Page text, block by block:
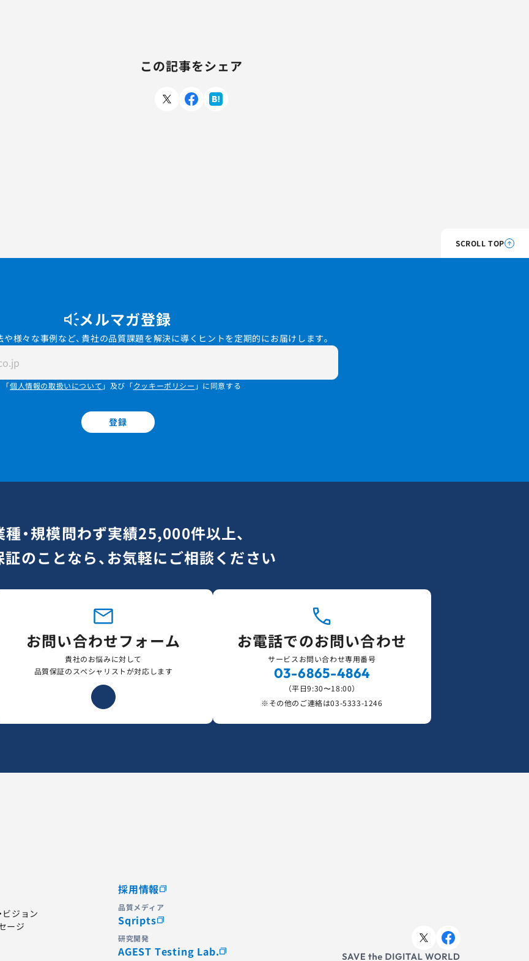
この記事をシェア
SCROLL TOP
メルマガ登録
様々な事例など、貴社の品質課題を解決に導くヒントを定期的にお届けします。
「個人情報の取扱いについて 」及び「クッキーポリシー 」に同意する
登録
種・規模問わず実績25,000件以上、
証のことなら、お気軽にご相談ください
お問い合わせフォーム
貴社のお悩みに対して
品質保証のスペシャリストが対応します
お電話でのお問い合わせ
サービスお問い合わせ専用番号
03-6865-4864
（平日9:30〜18:00）
※その他のご連絡は03-5333-1246
ビジョン
ージ
採用情報
品質メディア
Sqripts
研究開発
AGEST Testing Lab.